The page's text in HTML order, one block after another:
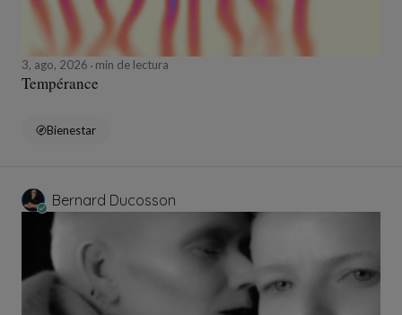
3, ago, 2026 min de lectura
Tempérance
Bienestar
Bernard Ducosson